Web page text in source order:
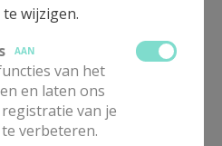
REGISTREREN
de kerk, alsook een lijst met
TONEN
wijzigen.
AAN
van het
en laten ons
van je
verbeteren.